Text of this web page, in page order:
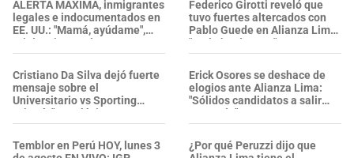
ALERTA MÁXIMA, inmigrantes
legales e indocumentados en
EE. UU.: "Mamá, ayúdame",
gritó un joven al ser
DETENIDO por ICE en
Glendale
Cristiano Da Silva dejó fuerte
mensaje sobre el
Universitario vs Sporting
Cristal: "Los clásicos se
ganan"
Temblor en Perú HOY, lunes 3
Federico Girotti reveló que
tuvo fuertes altercados con
Pablo Guede en Alianza Lima:
"No le hacía caso"
Erick Osores se deshace de
elogios ante Alianza Lima:
"Sólidos candidatos a salir
campeón"
¿Por qué Peruzzi dijo que